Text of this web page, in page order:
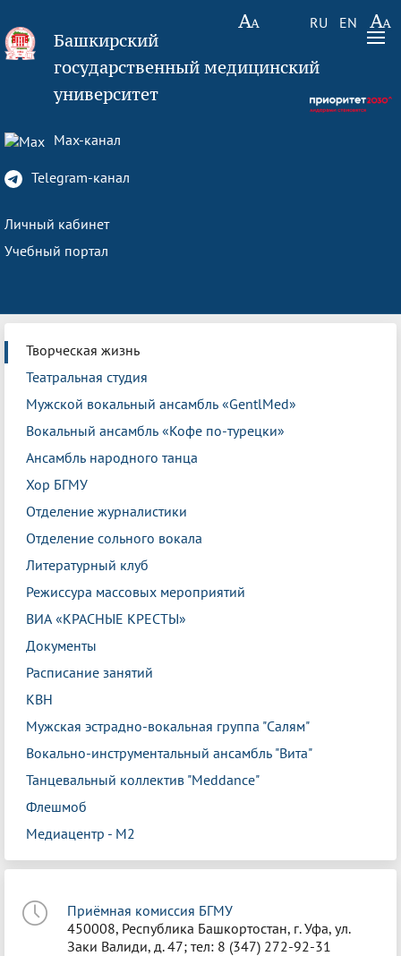
RU EN
Башкирский
государственный медицинский
университет
Max-канал
Telegram-канал
Личный кабинет
Учебный портал
Творческая жизнь
Театральная студия
Мужской вокальный ансамбль «GentlMed»
Вокальный ансамбль «Кофе по-турецки»
Ансамбль народного танца
Хор БГМУ
Отделение журналистики
Отделение сольного вокала
Литературный клуб
Режиссура массовых мероприятий
ВИА «КРАСНЫЕ КРЕСТЫ»
Документы
Расписание занятий
КВН
Мужская эстрадно-вокальная группа "Салям"
Вокально-инструментальный ансамбль "Вита"
Танцевальный коллектив "Meddance"
Флешмоб
Медиацентр - М2
Приёмная комиссия БГМУ
450008, Республика Башкортостан, г. Уфа, ул.
Заки Валиди, д. 47; тел: 8 (347) 272-92-31